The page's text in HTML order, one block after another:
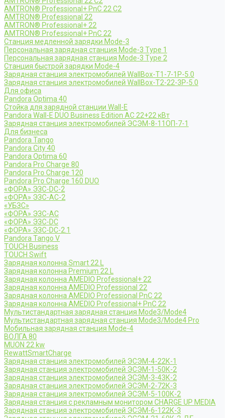
AMTRON® Professional+ PnC 22 C2
AMTRON® Professional 22
AMTRON® Professional+ 22
AMTRON® Professional+ PnC 22
Станция медленной зарядки Mode-3
Персональная зарядная станция Mode-3 Type 1
Персональная зарядная станция Mode-3 Type 2
Станция быстрой зарядки Mode-4
Зарядная станция электромобилей WallBox-Т1-7-1Р-5.0
Зарядная станция электромобилей WallBox-Т2-22-3Р-5.0
Для офиса
Pandora Optima 40
Стойка для зарядной станции Wall-E
Pandora Wall-E DUO Business Edition AC 22+22 кВт
Зарядная станция электромобилей ЭСЭМ-8-11ОП-7-1
Для бизнеса
Pandora Tango
Pandora City 40
Pandora Optima 60
Pandora Pro Charge 80
Pandora Pro Charge 120
Pandora Pro Charge 160 DUO
«ФОРА» ЭЗС-DC-2
«ФОРА» ЭЗС-AC-2
«УБЗС»
«ФОРА» ЭЗС-AC
«ФОРА» ЭЗС-DC
«ФОРА» ЭЗС-DC-2.1
Pandora Tango V
TOUCH Business
TOUCH Swift
Зарядная колонна Smart 22 L
Зарядная колонна Premium 22 L
Зарядная колонна AMEDIO Professional+ 22
Зарядная колонна AMEDIO Professional 22
Зарядная колонна AMEDIO Professional PnC 22
Зарядная колонна AMEDIO Professional+ PnC 22
Мультистандартная зарядная станция Mode3/Mode4
Мультистандартная зарядная станция Mode3/Mode4 Pro
Мобильная зарядная станция Mode-4
ВОЛГА 80
MUON 22 kw
RewattSmartCharge
Зарядная станция электромобилей ЭСЭМ-4-22К-1
Зарядная станция электромобилей ЭСЭМ-1-50К-2
Зарядная станция электромобилей ЭСЭМ-3-43К-2
Зарядная станция электромобилей ЭСЭМ-2-72К-3
Зарядная станция электромобилей ЭСЭМ-5-100К-2
Зарядная станция с рекламным монитором CHARGE UP MEDIA
Зарядная станция электромобилей ЭСЭМ-6-122К-3